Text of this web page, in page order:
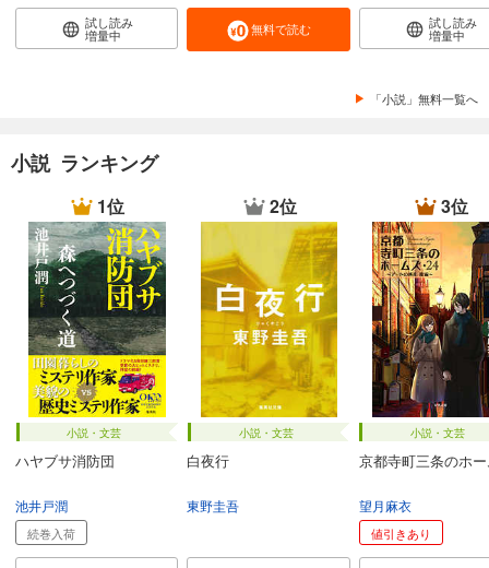
試し読み
増量中 無料で読む 試し読み
増量中
「小説」無料一覧へ
小説 ランキング
1位
小説・文芸
ハヤブサ消防団
池井戸潤
続巻入荷
2位
小説・文芸
白夜行
東野圭吾
3位
小説・文芸
京都寺町三条のホ
望月麻衣
値引きあり